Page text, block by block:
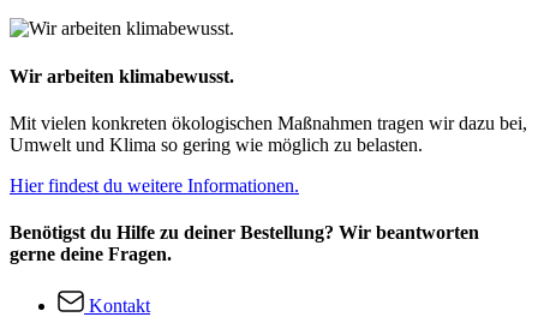
Wir arbeiten klimabewusst.
Mit vielen konkreten ökologischen Maßnahmen tragen wir dazu bei,
Umwelt und Klima so gering wie möglich zu belasten.
Hier findest du weitere Informationen.
Benötigst du Hilfe zu deiner Bestellung? Wir beantworten
gerne deine Fragen.
Kontakt